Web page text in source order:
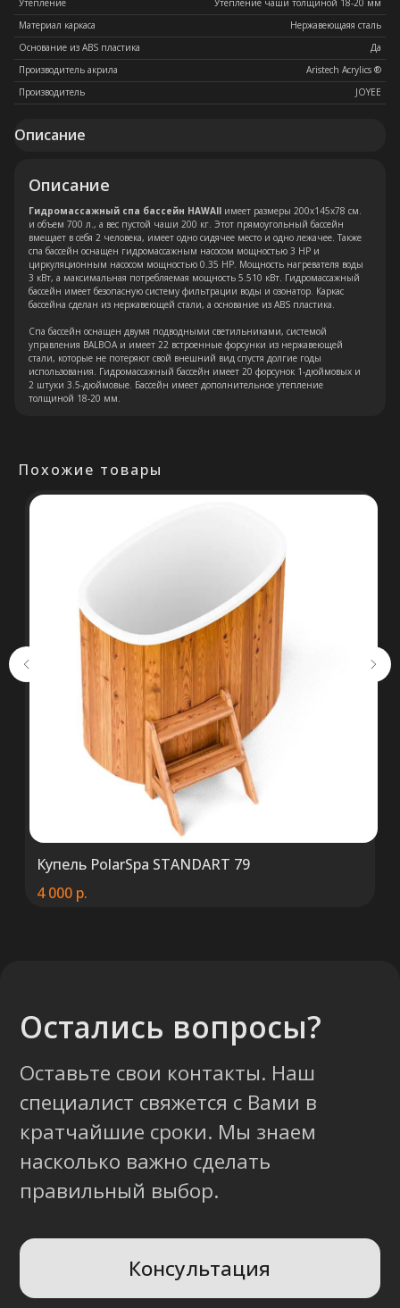
Утепление
Утепление чаши толщиной 18-20 мм
Материал каркаса
Нержавеющаяя сталь
Основание из ABS пластика
Да
Производитель акрила
Aristech Acrylics ®
Производитель
JOYEE
Описание
Описание
Гидромассажный спа бассейн HAWAII имеет размеры 200x145x78 см.
и объем 700 л., а вес пустой чаши 200 кг. Этот прямоугольный бассейн
вмещает в себя 2 человека, имеет одно сидячее место и одно лежачее. Также
спа бассейн оснащен гидромассажным насосом мощностью 3 HP и
циркуляционным насосом мощностью 0.35 HP. Мощность нагревателя воды
3 кВт, а максимальная потребляемая мощность 5.510 кВт. Гидромассажный
бассейн имеет безопасную систему фильтрации воды и озонатор. Каркас
бассейна сделан из нержавеющей стали, а основание из АВS пластика.
Спа бассейн оснащен двумя подводными светильниками, системой
управления BALBOA и имеет 22 встроенные форсунки из нержавеющей
стали, которые не потеряют свой внешний вид спустя долгие годы
использования. Гидромассажный бассейн имеет 20 форсунок 1-дюймовых и
2 штуки 3.5-дюймовые. Бассейн имеет дополнительное утепление
толщиной 18-20 мм.
Похожие товары
Купель PolarSpa STANDART 79
4 000 р.
Оставьте свои контакты. Наш
специалист свяжется с Вами в
кратчайшие сроки. Мы знаем
насколько важно сделать
правильный выбор.
Консультация
+375 (29) 652 34 03